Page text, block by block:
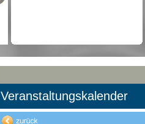
Veranstaltungskalender